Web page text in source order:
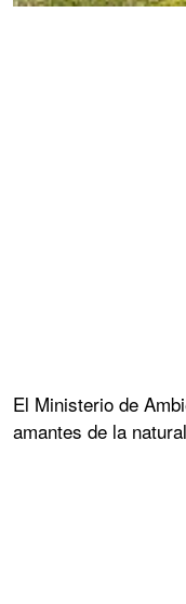
El Ministerio de
amantes de la